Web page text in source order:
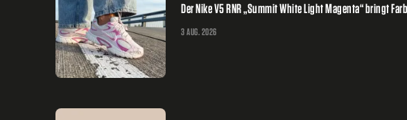
Der Nike V5 RNR „Summit White Light Magenta“ bringt
3 AUG. 2026